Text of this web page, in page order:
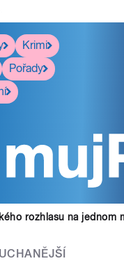
Krimi
Pořady
rozhlasu na jednom